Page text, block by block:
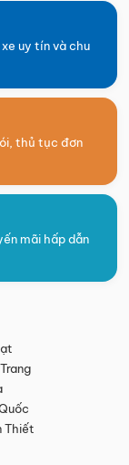
uy tín và chu
thủ tục đơn
mãi hấp dẫn
Thiết